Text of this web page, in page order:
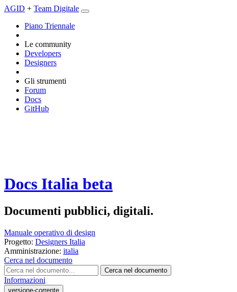
AGID + Team Digitale
Piano Triennale
Le community
Developers
Designers
Gli strumenti
Forum
Docs
GitHub
Docs Italia beta
Documenti pubblici, digitali.
Manuale operativo di design
Progetto: Designers Italia
Amministrazione: italia
Cerca nel documento
Cerca nel documento
Informazioni
versione-corrente